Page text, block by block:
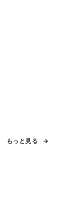
もっと見る